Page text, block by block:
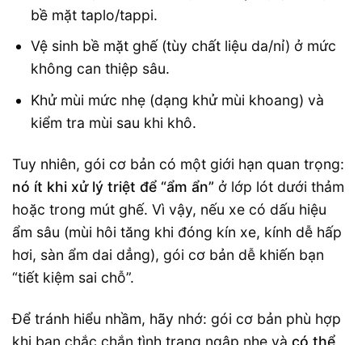
bề mặt taplo/tappi.
Vệ sinh bề mặt ghế (tùy chất liệu da/nỉ) ở mức
không can thiệp sâu.
Khử mùi mức nhẹ (dạng khử mùi khoang) và
kiểm tra mùi sau khi khô.
Tuy nhiên, gói cơ bản có một giới hạn quan trọng:
nó ít khi xử lý triệt để “ẩm ẩn” ở lớp lót dưới thảm
hoặc trong mút ghế. Vì vậy, nếu xe có dấu hiệu
ẩm sâu (mùi hôi tăng khi đóng kín xe, kính dễ hấp
hơi, sàn ẩm dai dẳng), gói cơ bản dễ khiến bạn
“tiết kiệm sai chỗ”.
Để tránh hiểu nhầm, hãy nhớ: gói cơ bản phù hợp
khi bạn chắc chắn tình trạng ngập nhẹ và có thể